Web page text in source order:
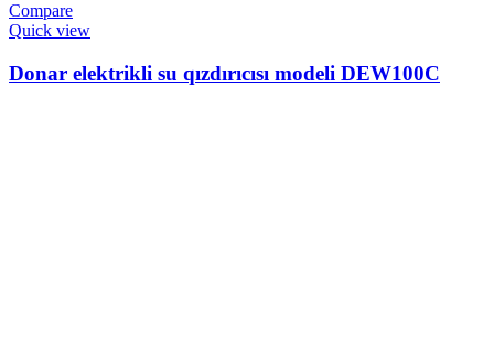
Compare
Quick view
Donar elektrikli su qızdırıcısı modeli DEW100C